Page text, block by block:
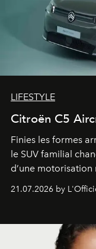
LIFESTYLE
Citroën C5
Finies les formes
le SUV familial
d’une
gagné en maturité.
21.07.2026 by